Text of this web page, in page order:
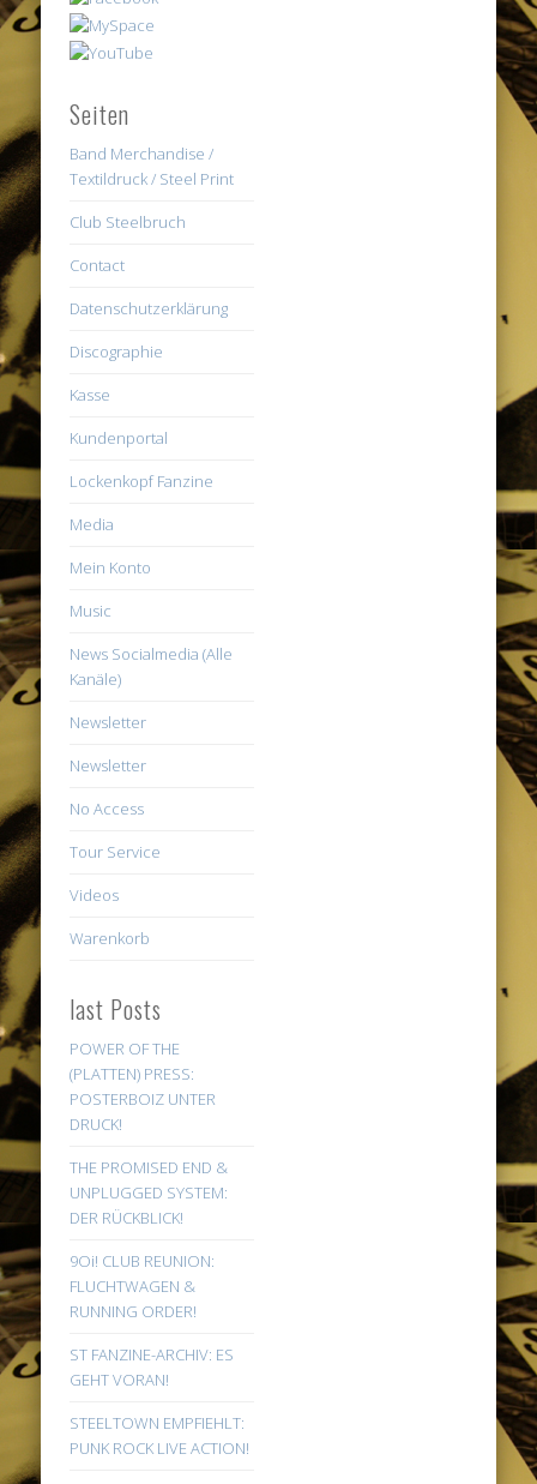
Seiten
Band Merchandise /
Textildruck / Steel Print
Club Steelbruch
Contact
Datenschutzerklärung
Discographie
Kasse
Kundenportal
Lockenkopf Fanzine
Media
Mein Konto
Music
News Socialmedia (Alle
Kanäle)
Newsletter
Newsletter
No Access
Tour Service
Videos
Warenkorb
last Posts
POWER OF THE
(PLATTEN) PRESS:
POSTERBOIZ UNTER
DRUCK!
THE PROMISED END &
UNPLUGGED SYSTEM:
DER RÜCKBLICK!
9Oi! CLUB REUNION:
FLUCHTWAGEN &
RUNNING ORDER!
ST FANZINE-ARCHIV: ES
GEHT VORAN!
STEELTOWN EMPFIEHLT:
PUNK ROCK LIVE ACTION!